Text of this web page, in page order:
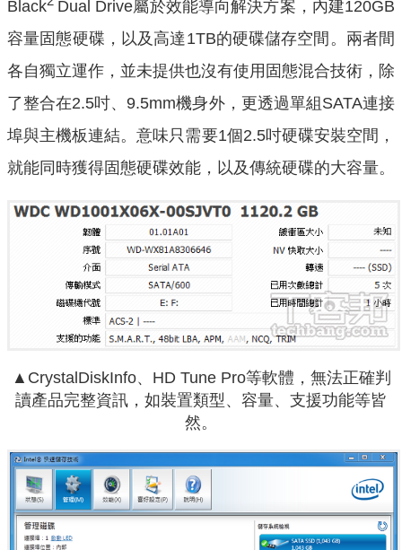
Black
Dual Drive屬於效能導向解決方案，內建120GB
容量固態硬碟，以及高達1TB的硬碟儲存空間。兩者間
各自獨立運作，並未提供也沒有使用固態混合技術，除
了整合在2.5吋、9.5mm機身外，更透過單組SATA連接
埠與主機板連結。意味只需要1個2.5吋硬碟安裝空間，
就能同時獲得固態硬碟效能，以及傳統硬碟的大容量。
▲ CrystalDiskInfo、HD Tune Pro等軟體，無法正確判
讀產品完整資訊，如裝置類型、容量、支援功能等皆
然。